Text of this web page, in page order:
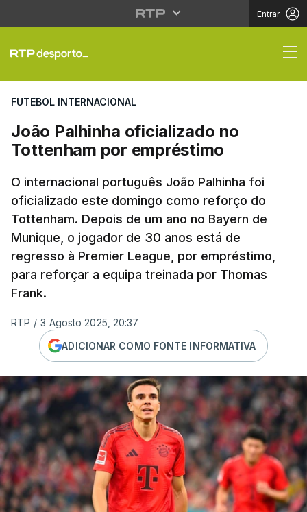
Entrar
João Palhinha
FUTEBOL INTERNACIONAL
João Palhinha oficializado no
Tottenham por empréstimo
O internacional português João Palhinha foi
oficializado este domingo como reforço do
Tottenham. Depois de um ano no Bayern de
Munique, o jogador de 30 anos está de
regresso à Premier League, por empréstimo,
para reforçar a equipa treinada por Thomas
Frank.
RTP / 3 Agosto 2025, 20:37
ADICIONAR COMO FONTE INFORMATIVA